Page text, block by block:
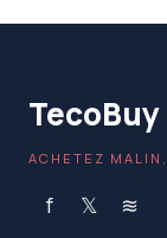
ACHETEZ
f 𝕏 ≋